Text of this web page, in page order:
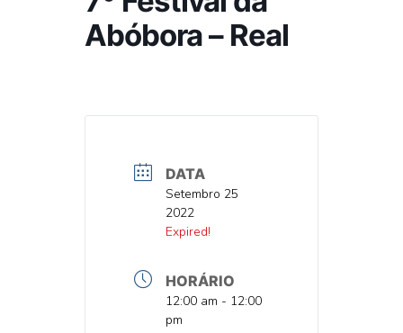
Abóbora – Real
DATA
DATASetembro 25
2022
DATAExpired!
HORÁRIO
HORA
12:00 am - 12:00
pm